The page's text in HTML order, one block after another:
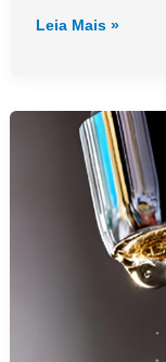
Um
líder
Leia Mais »